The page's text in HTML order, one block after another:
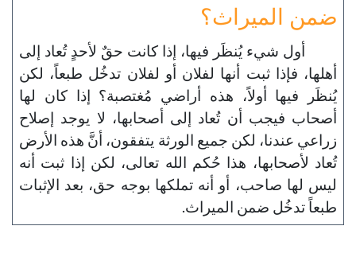
ضمن الميراث؟
أول شيء يُنظَر فيها، إذا كانت حقٌ لأحدٍ تُعاد إلى
أهلها، فإذا ثبت أنها لفلان أو لفلان تدخُل طبعاً، لكن
يُنظَر فيها أولاً، هذه أراضي مُغتصبة؟ إذا كان لها
أصحاب فيجب أن تُعاد إلى أصحابها، لا يوجد إصلاح
زراعي عندنا، لكن جميع الورثة يتفقون، أنَّ هذه الأرض
تُعاد لأصحابها، هذا حُكم الله تعالى، لكن إذا ثبت أنه
ليس لها صاحب، أو أنه تملكها بوجه حق، بعد الإثبات
طبعاً تدخُل ضمن الميراث.